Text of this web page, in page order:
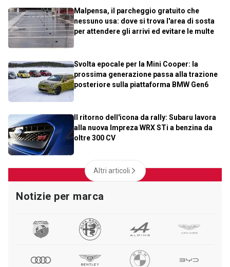
Malpensa, il parcheggio gratuito che
nessuno usa: dove si trova l'area di sosta
per attendere gli arrivi ed evitare le multe
Svolta epocale per la Mini Cooper: la
prossima generazione passa alla trazione
posteriore sulla piattaforma BMW Gen6
Il ritorno dell'icona da rally: Subaru lavora
alla nuova Impreza WRX STi a benzina da
oltre 300 CV
Altri articoli
Notizie per marca